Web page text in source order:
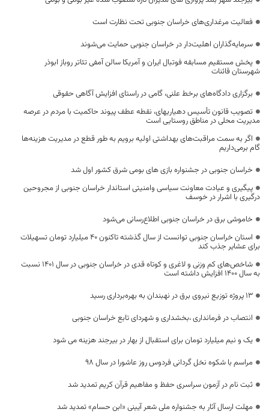
فعالیت مرغداری‌های خراسان جنوبی تحت نظارت است
سرمایه‌گذاران اهلیت‌دار در خراسان جنوبی حمایت می‌شوند
پخش مستقیم مسابقه فوتبال ایران و آمریکا سالن آمفی تئاتر روباز ابوذر
شهرستان قائنات
برگزاری دادگاه‌های برخط علنی، گامی در راستای افزایش آگاهی‌ حقوقی
تصویب قانون تأسیس دهیاریهای، نقطه عطف پیوند حاکمیت با مردم در عرصه
مدیریت محلی در مناطق روستایی است
اگر به سمت مراقبت‌های بهداشتی اولیه برویم به طور قطع در مدیریت هزینه‌ها
گام برمی‌داریم
خراسان جنوبی در جشنواره بازی های بومی شرق کشور اول شد
پیگیری و عیادت معاونت سیاسی وامنیتی استاندار خراسان جنوبی از مجروحین
درگیری با اشرار در خوسف
خاموشی‌ برق در خراسان جنوبی اطلاع‌رسانی می‌شود
استان خراسان جنوبی توانست از سال گذشته تاکنون 40 میلیارد تومان تسهیلات
برای عشایر جذب کند
شاخص‌های کم وزنی و لاغری و کوتاه قدی در خراسان جنوبی در سال ۱۴۰۱ نسبت
به سال ۱۴۰۰ افزایش داشته است
۱۳ پروژه توزیع نیروی برق در نهبندان به بهره‌برداری رسید
انتصاب در فرمانداری ،بخشداری و شهردای تابع خراسان جنوبی
یک و نیم میلیارد تومان برای استقبال از بهار در بیرجند هزینه می شود
مراسم با شکوه نخل گردانی فردوس روز عاشورا در سال 98
ثبت نام در آزمون سراسری حفظ و مفاهیم قرآن کریم تمدید شد
مهلت ارسال آثار به جشنواره ملی شعر آیینی «ابن حسام» تمدید شد